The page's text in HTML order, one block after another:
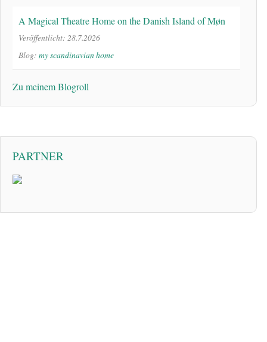
A Magical Theatre Home on the Danish Island of Møn
Veröffentlicht: 28.7.2026
Blog: my scandinavian home
Zu meinem Blogroll
PARTNER